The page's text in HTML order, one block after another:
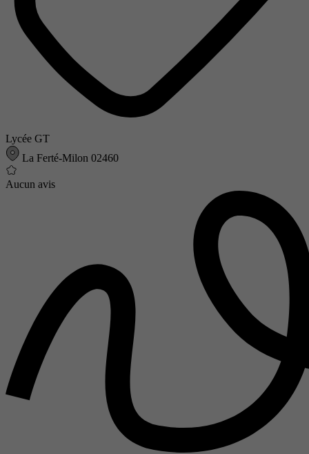
Lycée GT
La Ferté-Milon 02460
Aucun avis